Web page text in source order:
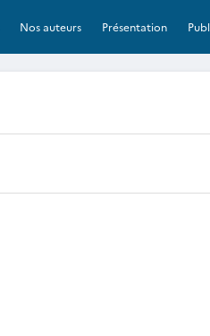
Nos auteurs Présentation